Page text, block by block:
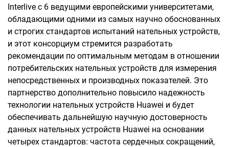
Interlive с 6 ведущими европейскими университетами,
обладающими одними из самых научно обоснованных
и строгих стандартов испытаний нательных устройств,
и этот консорциум стремится разработать
рекомендации по оптимальным методам в отношении
потребительских нательных устройств для измерения
непосредственных и производных показателей. Это
партнерство дополнительно повысило надежность
технологии нательных устройств Huawei и будет
обеспечивать дальнейшую научную достоверность
данных нательных устройств Huawei на основании
четырех стандартов: частота сердечных сокращений,